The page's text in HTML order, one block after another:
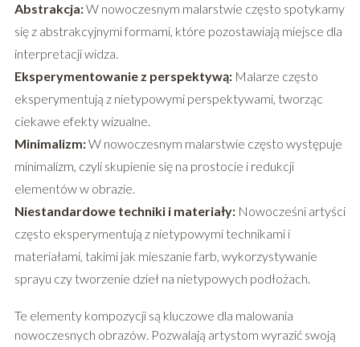
Abstrakcja:W nowoczesnym malarstwie często spotykamy
się z abstrakcyjnymi formami, które pozostawiają miejsce dla
interpretacji widza.
Eksperymentowanie z perspektywą:Malarze często
eksperymentują z nietypowymi perspektywami, tworząc
ciekawe efekty wizualne.
Minimalizm:W nowoczesnym malarstwie często występuje
minimalizm, czyli skupienie się na prostocie i redukcji
elementów w obrazie.
Niestandardowe techniki i materiały:Nowocześni artyści
często eksperymentują z nietypowymi technikami i
materiałami, takimi jak mieszanie farb, wykorzystywanie
sprayu czy tworzenie dzieł na nietypowych podłożach.
Te elementy kompozycji są kluczowe dla malowania
nowoczesnych obrazów. Pozwalają artystom wyrazić swoją